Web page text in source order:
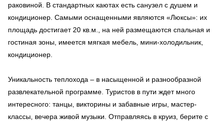
раковиной. В стандартных каютах есть санузел с душем и
кондиционер. Самыми оснащенными являются «Люксы»: их
площадь достигает 20 кв.м., на ней размещаются спальная и
гостиная зоны, имеется мягкая мебель, мини-холодильник,
кондиционер.
Уникальность теплохода – в насыщенной и разнообразной
развлекательной программе. Туристов в пути ждет много
интересного: танцы, викторины и забавные игры, мастер-
классы, вечера живой музыки. Отправляясь в круиз, берите с